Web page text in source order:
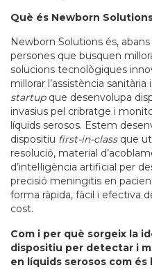
Què és Newborn
Newborn Solutions és,
persones que busquen
solucions tecnològiques
millorar l’assistència sanitària
startupque desenvolupa
invasius pel cribratge i
líquids serosos. Estem
dispositiu first-in-classque
resolució, material
d’intel·ligència artificial per
precisió meningitis en
forma ràpida, fàcil i efectiva
cost.
Com i per què sorgeix la
dispositiu per detectar i
en líquids serosos com